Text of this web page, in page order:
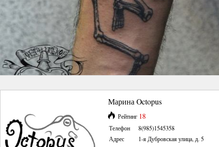
Марина Octopus
Рейтинг 18
Телефон
8(985)1545358
Адрес
1-я Дубровская улица, д. 5